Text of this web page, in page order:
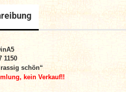
1150
schön“
kein Verkauf!!